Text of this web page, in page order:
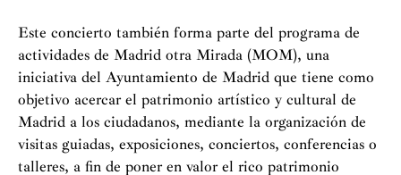
Este concierto también forma parte del programa de
actividades de Madrid otra Mirada (MOM), una
iniciativa del Ayuntamiento de Madrid que tiene como
objetivo acercar el patrimonio artístico y cultural de
Madrid a los ciudadanos, mediante la organización de
visitas guiadas, exposiciones, conciertos, conferencias o
talleres, a fin de poner en valor el rico patrimonio